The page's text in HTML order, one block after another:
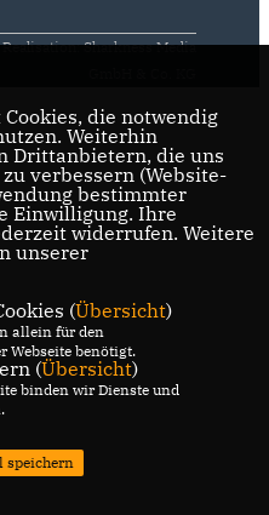
Realisation: Sharkness Media
die notwendig
Weiterhin
Drittanbietern, die uns
verbessern (Website-
bestimmter
Einwilligung. Ihre
widerrufen. Weitere
unserer
(Übersicht)
allein für den
Webseite benötigt.
(Übersicht)
binden wir Dienste und
speichern